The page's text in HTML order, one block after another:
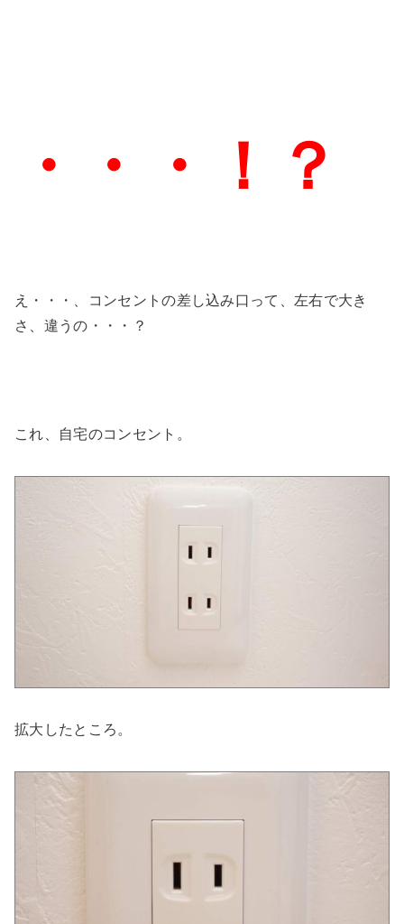
・・・！？
え・・・、コンセントの差し込み口って、左右で大き
さ、違うの・・・？
これ、自宅のコンセント。
拡大したところ。